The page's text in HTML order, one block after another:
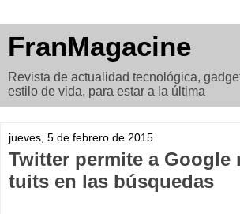
FranMagacine
Revista de actualidad tecnológica,
estilo de vida, para estar a la última
jueves, 5 de febrero de 2015
Twitter permite a Google
tuits en las búsquedas